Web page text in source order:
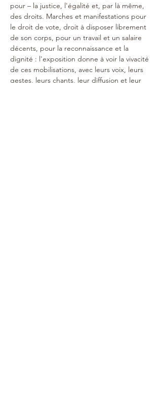
pour – la justice, l'égalité et, par là même,
des droits. Marches et manifestations pour
le droit de vote, droit à disposer librement
de son corps, pour un travail et un salaire
décents, pour la reconnaissance et la
dignité : l'exposition donne à voir la vivacité
de ces mobilisations, avec leurs voix, leurs
gestes, leurs chants, leur diffusion et leur